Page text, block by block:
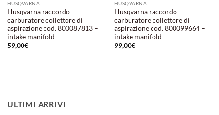
HUSQVARNA
Husqvarna raccordo
carburatore collettore di
aspirazione cod. 800087813 –
intake manifold
59,00€
HUSQVARNA
Husqvarna raccordo
carburatore collettore di
aspirazione cod. 800099664 –
intake manifold
99,00€
ULTIMI ARRIVI